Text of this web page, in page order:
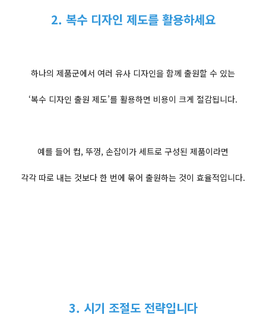
2. 복수 디자인 제도를 활용하세요
하나의 제품군에서 여러 유사 디자인을 함께 출원할 수 있는
‘복수 디자인 출원 제도’를 활용하면 비용이 크게 절감됩니다.
예를 들어 컵, 뚜껑, 손잡이가 세트로 구성된 제품이라면
각각 따로 내는 것보다 한 번에 묶어 출원하는 것이 효율적입니다.
3. 시기 조절도 전략입니다